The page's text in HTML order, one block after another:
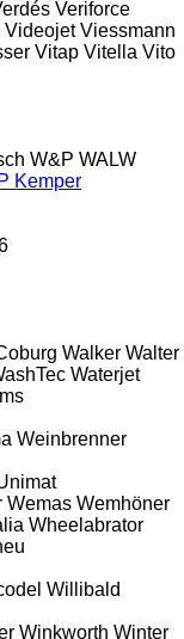
Veriforce
Videojet Viessmann
Vitap Vitella Vito
W&P WALW
Kemper
Walker Walter
Waterjet
Weinbrenner
Wemas Wemhöner
Wheelabrator
Willibald
Winkworth Winter